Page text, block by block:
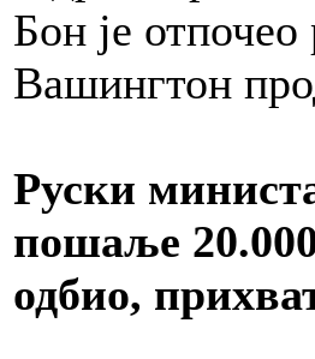
Бон је
Вашингтон
Руски
пошаље
одбио,